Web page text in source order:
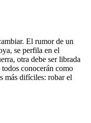
El rumor de un
se perfila en el
otra debe ser librada
conocerán como
más difíciles: robar el